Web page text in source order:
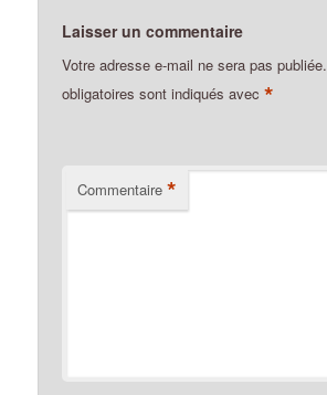
Laisser un commentaire
Votre adresse e-mail ne sera pas publiée.
obligatoires sont indiqués avec*
Commentaire *